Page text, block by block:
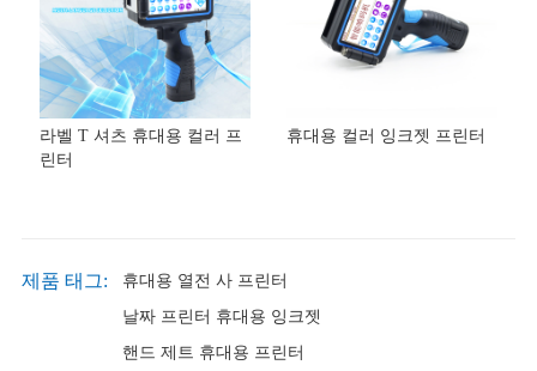
라벨 T 셔츠 휴대용 컬러 프
린터
휴대용 컬러 잉크젯 프린터
제품 태그:
휴대용 열전 사 프린터
날짜 프린터 휴대용 잉크젯
핸드 제트 휴대용 프린터